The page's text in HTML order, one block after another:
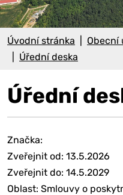
Úvodní stránka Obecní
Úřední deska
Úřední
Značka:
Zveřejnit od: 13.5.2026
Zveřejnit do: 14.5.2029
Oblast: Smlouvy o